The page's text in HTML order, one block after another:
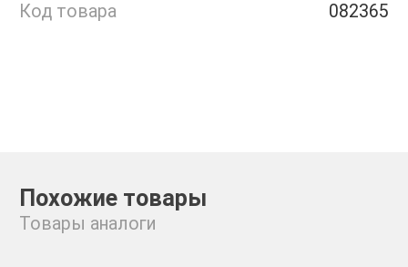
Код товара 082365
Похожие товары
Товары аналоги